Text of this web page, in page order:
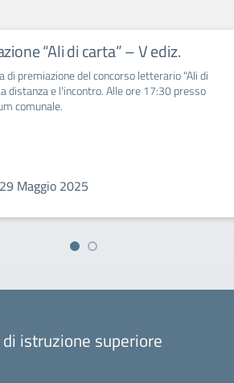
“Ali di carta” – V ediz.
di premiazione del concorso letterario "Ali di
distanza e l'incontro. Alle ore 17:30 presso
comunale.
29 Maggio 2025
istruzione superiore